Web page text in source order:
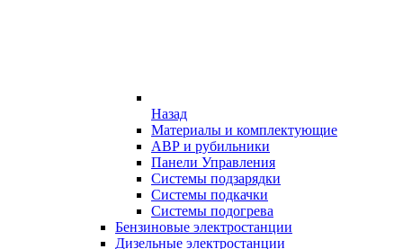
Назад
Материалы и комплектующие
АВР и рубильники
Панели Управления
Системы подзарядки
Системы подкачки
Системы подогрева
Бензиновые электростанции
Дизельные электростанции